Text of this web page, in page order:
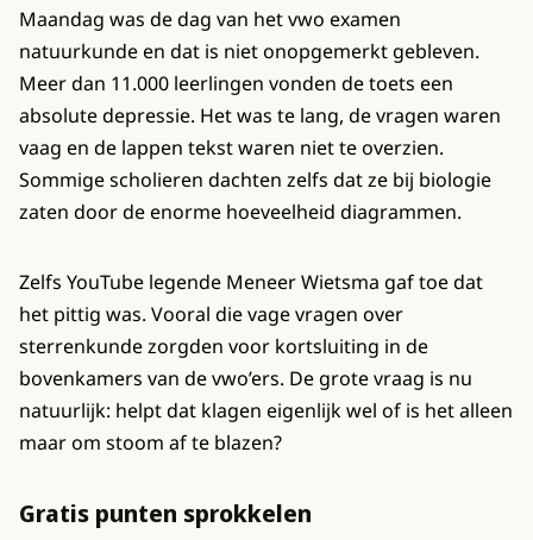
Maandag was de dag van het vwo examen
natuurkunde en dat is niet onopgemerkt gebleven.
Meer dan 11.000 leerlingen vonden de toets een
absolute depressie. Het was te lang, de vragen waren
vaag en de lappen tekst waren niet te overzien.
Sommige scholieren dachten zelfs dat ze bij biologie
zaten door de enorme hoeveelheid diagrammen.
Zelfs YouTube legende Meneer Wietsma gaf toe dat
het pittig was. Vooral die vage vragen over
sterrenkunde zorgden voor kortsluiting in de
bovenkamers van de vwo’ers. De grote vraag is nu
natuurlijk: helpt dat klagen eigenlijk wel of is het alleen
maar om stoom af te blazen?
Gratis punten sprokkelen